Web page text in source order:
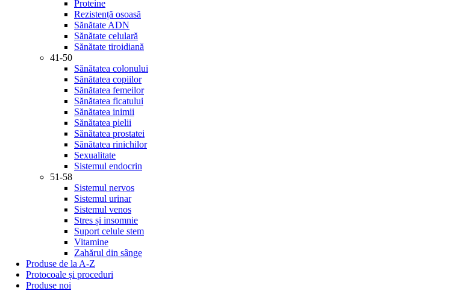
Proteine
Rezistență osoasă
Sănătate ADN
Sănătate celulară
Sănătate tiroidiană
41-50
Sănătatea colonului
Sănătatea copiilor
Sănătatea femeilor
Sănătatea ficatului
Sănătatea inimii
Sănătatea pielii
Sănătatea prostatei
Sănătatea rinichilor
Sexualitate
Sistemul endocrin
51-58
Sistemul nervos
Sistemul urinar
Sistemul venos
Stres și insomnie
Suport celule stem
Vitamine
Zahărul din sânge
Produse de la A-Z
Protocoale și proceduri
Produse noi